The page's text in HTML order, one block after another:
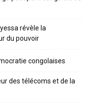
révèle la
du pouvoir
congolaises
des télécoms et de la